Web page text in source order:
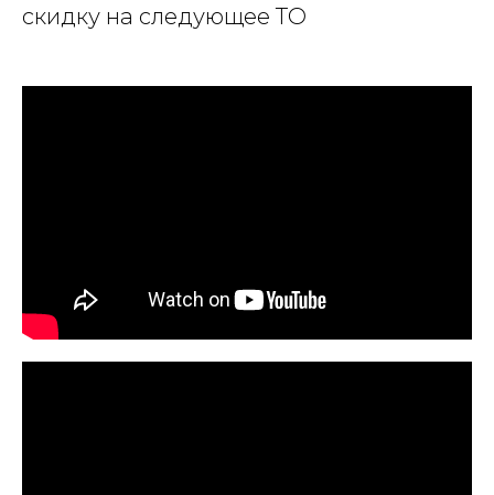
скидку на следующее ТО